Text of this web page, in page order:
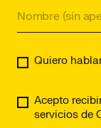
Quiero
Acepto
servicios de